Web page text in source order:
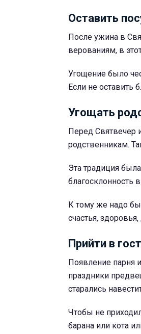
Оставить
После ужина в
верованиям, в
Угощение было
Если не оставить
Угощать
Перед Святвечер
родственникам.
Эта традиция
благосклонность
К тому же надо
счастья,
Прийти в
Появление парня
праздники
старались
Чтобы не
барана или кота